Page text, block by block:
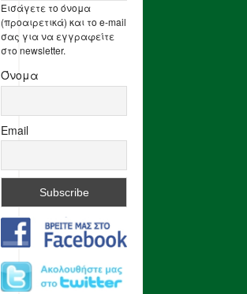
Εισάγετε το όνομα
(προαιρετικά) και το e-mail
σας για να εγγραφείτε
στο newsletter.
Όνομα
Email